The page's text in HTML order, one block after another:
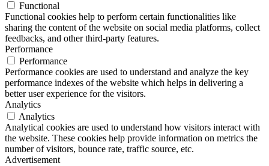
Functional
Functional cookies help to perform certain functionalities like
sharing the content of the website on social media platforms, collect
feedbacks, and other third-party features.
Performance
Performance
Performance cookies are used to understand and analyze the key
performance indexes of the website which helps in delivering a
better user experience for the visitors.
Analytics
Analytics
Analytical cookies are used to understand how visitors interact with
the website. These cookies help provide information on metrics the
number of visitors, bounce rate, traffic source, etc.
Advertisement